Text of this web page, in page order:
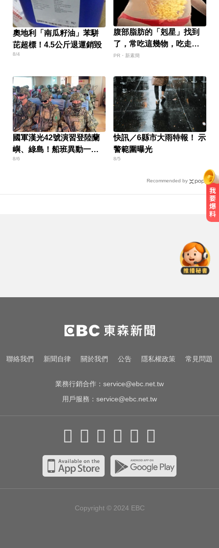
奧地利「南瓜籽油」苯駢
芘超標！4.5公斤退運銷毀
8/4
腹部脂肪的「剋星」找到
了，常吃這幾物，吃走大
肚囊，瘦出小蠻腰
PR・新素簡
國軍漢光42號演習登陸蘭
嶼、綠島！船班異動一次
看
8/6
快訊／6縣市大雨特報！ 示
警範圍曝光
8/5
Recommended by
盟洋基工程
每天2000CC是錯的？醫師曝「喝水
黃金公式」猛灌恐水中毒
新／前台南議長郭信良涉侵占 檢建
聯絡我們 新聞自律 關於我們 公告 隱私權政策 常見問題
業務行銷合作： service@ebc.net.tw
用戶服務： service@ebc.net.tw
Copyright © 2024 EBC